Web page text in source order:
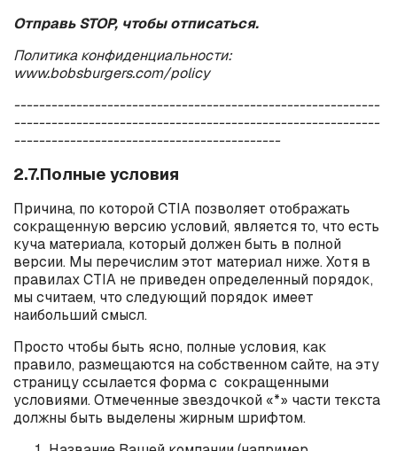
ОтправьSTOP, чтобы отписаться.
Политика конфиденциальности:
www.bobsburgers.com/policy
-----------------------------------------------------------
-----------------------------------------------------------
-------------------------------------------
2.7.Полные условия
Причина, по которой CTIA позволяет отображать
сокращенную версию условий, является то, что есть
куча материала, который должен быть в полной
версии. Мы перечислим этот материал ниже. Хотя в
правилах CTIA не приведен определенный порядок,
мы считаем, что следующий порядок имеет
наибольший смысл.
Просто чтобы быть ясно, полные условия, как
правило, размещаются на собственном сайте, на эту
страницу ссылается форма с сокращенными
условиями.Отмеченные звездочкой «*» части текста
должны быть выделены жирным шрифтом.